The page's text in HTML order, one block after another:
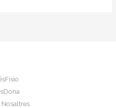
Nosaltres